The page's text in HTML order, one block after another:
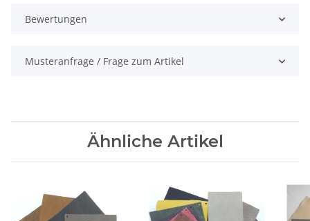
Bewertungen
Musteranfrage / Frage zum Artikel
Ähnliche Artikel